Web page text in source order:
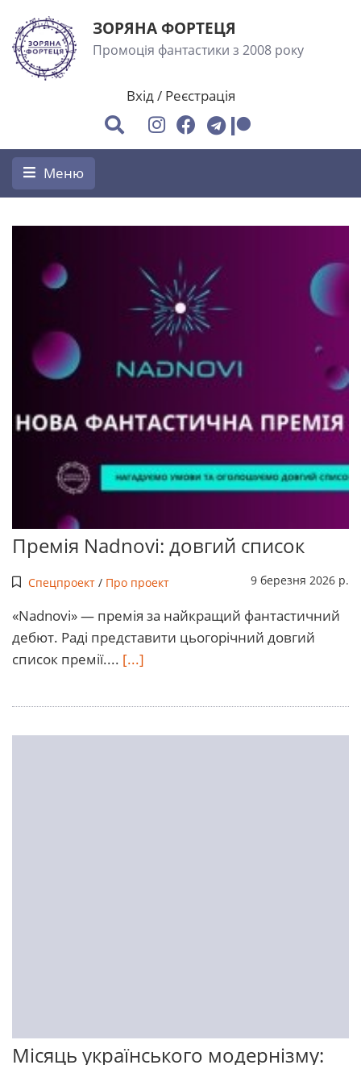
ЗОРЯНА ФОРТЕЦЯ
Промоція фантастики з 2008 року
Вхід/ Реєстрація
Меню
Премія Nadnovi: довгий список
Спецпроект/ Про проект 9 березня 2026 р.
«Nadnovi» — премія за найкращий фантастичний
дебют. Раді представити цьогорічний довгий
список премії.... [...]
Місяць українського модернізму: